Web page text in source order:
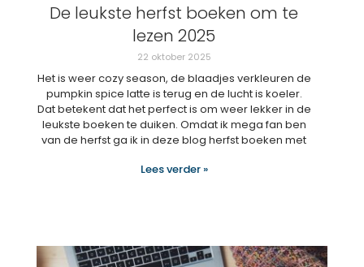
De leukste herfst boeken om te
lezen 2025
22 oktober 2025
Het is weer cozy season, de blaadjes verkleuren de
pumpkin spice latte is terug en de lucht is koeler.
Dat betekent dat het perfect is om weer lekker in de
leukste boeken te duiken. Omdat ik mega fan ben
van de herfst ga ik in deze blog herfst boeken met
Lees verder »